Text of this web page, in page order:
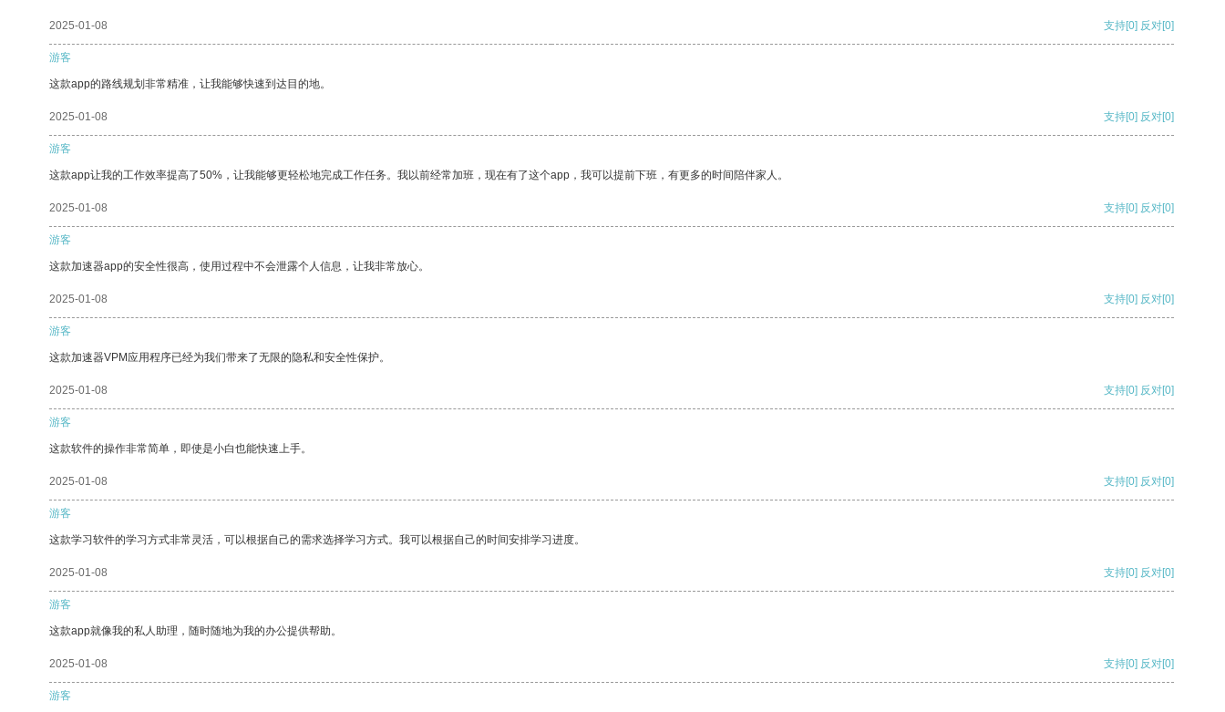
2025-01-08 支持[0] 反对[0]
游客
这款app的路线规划非常精准，让我能够快速到达目的地。
2025-01-08 支持[0] 反对[0]
游客
这款app让我的工作效率提高了50%，让我能够更轻松地完成工作任务。我以前经常加班，现在有了这个app，我可以提前下班，有更多的时间陪伴家人。
2025-01-08 支持[0] 反对[0]
游客
这款加速器app的安全性很高，使用过程中不会泄露个人信息，让我非常放心。
2025-01-08 支持[0] 反对[0]
游客
这款加速器VPM应用程序已经为我们带来了无限的隐私和安全性保护。
2025-01-08 支持[0] 反对[0]
游客
这款软件的操作非常简单，即使是小白也能快速上手。
2025-01-08 支持[0] 反对[0]
游客
这款学习软件的学习方式非常灵活，可以根据自己的需求选择学习方式。我可以根据自己的时间安排学习进度。
2025-01-08 支持[0] 反对[0]
游客
这款app就像我的私人助理，随时随地为我的办公提供帮助。
2025-01-08 支持[0] 反对[0]
游客